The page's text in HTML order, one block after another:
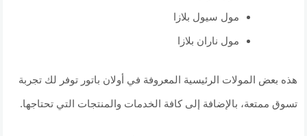
مول سيول بلازا
مول ناران بلازا
هذه بعض المولات الرئيسية المعروفة في أولان باتور توفر لك تجربة
تسوق ممتعة، بالإضافة إلى كافة الخدمات والمنتجات التي تحتاجها.